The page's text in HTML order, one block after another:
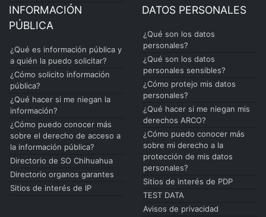
INFORMACIÓN
PÚBLICA
¿Qué es información pública y
a quién la puedo solicitar?
¿Cómo solicito información
pública?
¿Qué hacer si me niegan la
información?
¿Cómo puedo conocer más
sobre el derecho de acceso a
la información pública?
Directorio de SO Chihuahua
Directorio organos garantes
Sitios de interés de IP
DATOS PERSONALES
¿Qué son los datos
personales?
¿Qué son los datos
personales sensibles?
¿Cómo protejo mis datos
personales?
¿Qué hacer si me niegan mis
derechos ARCO?
¿Cómo puedo conocer más
sobre mi derecho a la
protección de mis datos
personales?
Sitios de interés de PDP
TEST DATA
Avisos de privacidad